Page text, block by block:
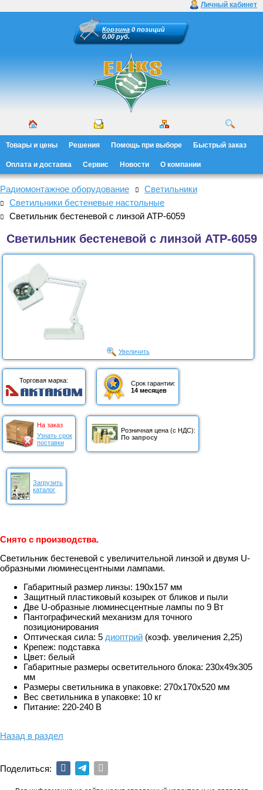
Личный кабинет
Корзина 0 позиций
0,00 руб.
Товары и цены Решения Помощь при выборе Быстрый заказ
Оплата и доставка Сервис Новости О компании
Радиомонтажное оборудование
Светильники
Светильники бестеневые настольные
Светильник бестеневой с линзой АТР-6059
Светильник бестеневой с линзой АТР-6059
Увеличить
Торговая марка:
Срок гарантии:
14 месяцев
На заказ
Узнать срок
поставки
Розничная цена (с НДС):
По запросу
Загрузить
каталог
Снято с производства.
Светильник бестеневой с увеличительной линзой и двумя U-
образными люминесцентными лампами.
Габаритный размер линзы: 190x157 мм
Защитный пластиковый козырек от бликов и пыли
Две U-образные люминесцентные лампы по 9 Вт
Пантографический механизм для точного
позиционирования
Оптическая сила: 5 диоптрий (коэф. увеличения 2,25)
Крепеж: подставка
Цвет: белый
Габаритные размеры осветительного блока: 230х49x305
мм
Размеры светильника в упаковке: 270x170x520 мм
Вес светильника в упаковке: 10 кг
Питание: 220-240 В
Назад в раздел
Поделиться: